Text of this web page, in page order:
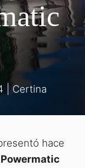
|Certina
hace